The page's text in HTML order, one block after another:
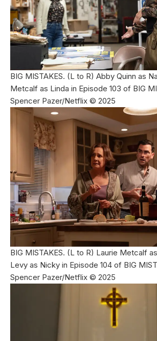
BIG MISTAKES. (L to R) Abby Quinn as
Metcalf as Linda in Episode 103 of BIG
Spencer Pazer/Netflix © 2025
BIG MISTAKES. (L to R) Laurie Metcalf
Levy as Nicky in Episode 104 of BIG
Spencer Pazer/Netflix © 2025